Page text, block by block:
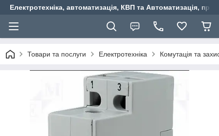
Електротехніка, автоматизація, КВП та Автоматизація,
Товари та послуги Електротехніка Комутація та